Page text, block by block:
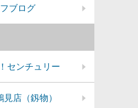
センチュリー
店（釼物）
ブログ